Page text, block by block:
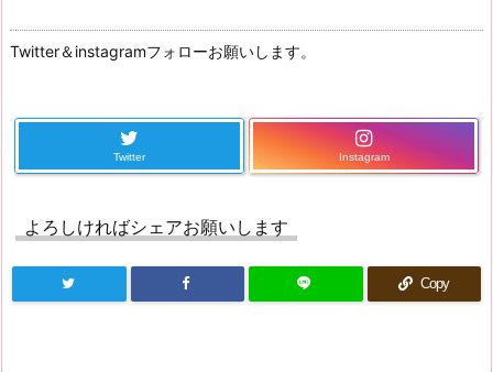
Twitter＆instagramフォローお願いします。
Twitter Instagram
よろしければシェアお願いします
Copy